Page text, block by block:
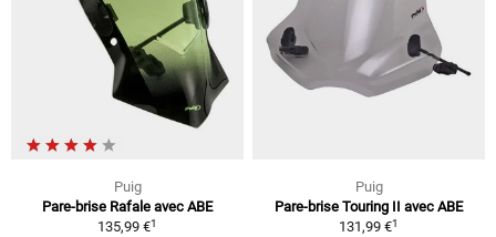
Puig
Pare-brise Rafale avec ABE
135,99 €1
Puig
Pare-brise Touring II avec ABE
131,99 €1